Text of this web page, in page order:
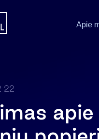
Apie
22